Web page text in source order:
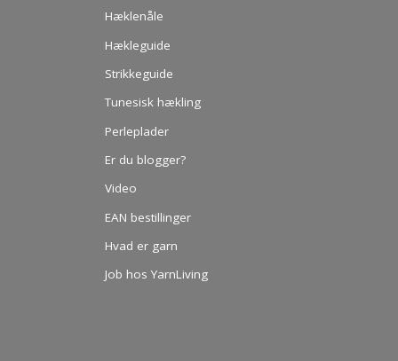
Hæklenåle
Hækleguide
Strikkeguide
Tunesisk hækling
Perleplader
Er du blogger?
Video
EAN bestillinger
Hvad er garn
Job hos YarnLiving